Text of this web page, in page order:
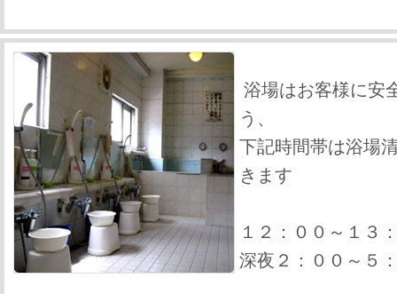
浴場はお客様に安
う、
下記時間帯は浴場
きます
１２：００～１３
深夜２：００～５